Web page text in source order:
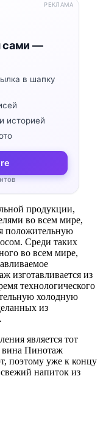
сами —
в шапку
историей
РЕКЛАМА
продукции,
во всем мире,
положительную
Среди таких
во всем мире,
изготавливается из
технологического
холодную
из
является тот
вина Пинотаж
поэтому уже к концу
свежий напиток из